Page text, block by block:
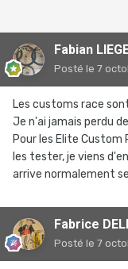
Fabian
Posté le 7
Les customs race
Je n'ai jamais perdu
Pour les Elite Custom
les tester, je viens
arrive normalement
Fabrice
Posté le 7